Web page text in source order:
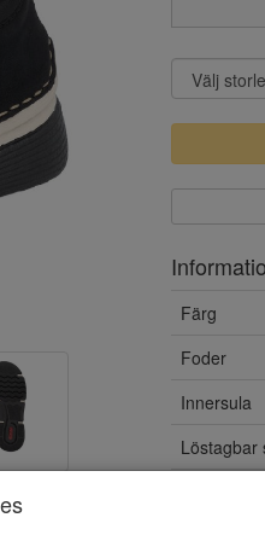
Färg
Foder
Innersula
Löstagbar